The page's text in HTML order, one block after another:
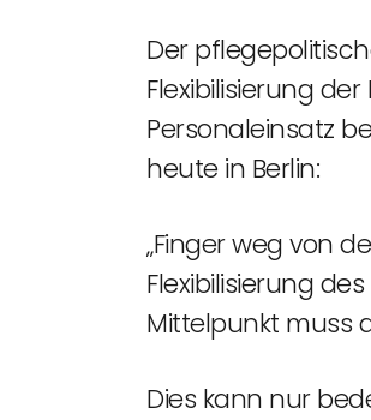
Der
Flexibilisierung
Personaleinsatz
heute in Berlin:
„Finger weg von
Flexibilisierung
Mittelpunkt muss
Dies kann nur